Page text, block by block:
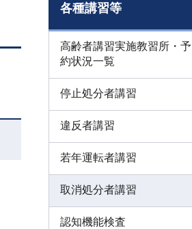
各種講習等
高齢者講習実施教習所・予
約状況一覧
停止処分者講習
違反者講習
若年運転者講習
取消処分者講習
認知機能検査